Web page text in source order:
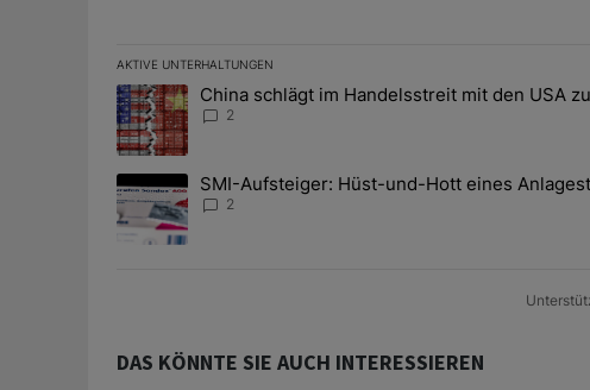
AKTIVE UNTERHALTUNGEN
Das Folgende ist eine Liste der am meisten kommentierten
Ein Trendartikel mit dem Titel "China schlägt im
China schlägt im Handelsstreit mit den USA
2
Ein Trendartikel mit dem Titel "SMI-Aufsteiger: Hüst-und-
SMI-Aufsteiger: Hüst-und-Hott eines
2
DAS KÖNNTE SIE AUCH INTERESSIEREN